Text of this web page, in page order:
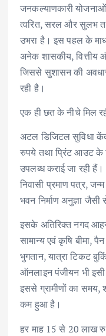
जनकल्याणकारी
त्वरित, सरल और सुलभ
उभरा है। इस पहल के
अनेक शासकीय, वित्तीय
जिससे सुशासन की
रही है।
एक ही छत के नीचे मिल
अटल डिजिटल सुविधा
रुपये तथा प्रिंट आउट के
उपलब्ध कराई जा रही
निवासी प्रमाण पत्र,
भवन निर्माण अनुज्ञा जैसी
इसके अतिरिक्त नगद
सामान्य एवं कृषि बीमा,
भुगतान, यात्रा टिकट
ऑनलाइन पंजीयन भी
इससे ग्रामीणों का
कम हुआ है।
हर माह 15 से 20 लाख